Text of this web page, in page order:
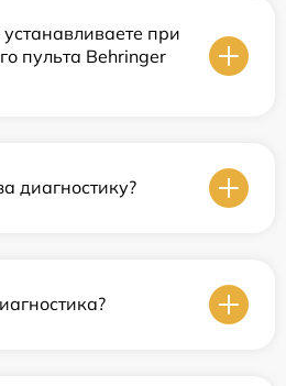
при
пульта Behringer
диагностику?